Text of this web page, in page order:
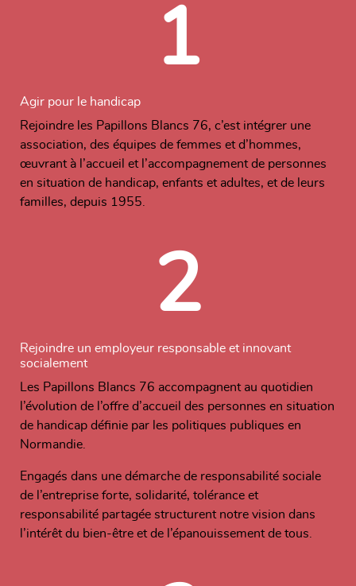
1
Agir pour le handicap
Rejoindre les Papillons Blancs 76, c’est intégrer une
association, des équipes de femmes et d’hommes,
œuvrant à l’accueil et l’accompagnement de personnes
en situation de handicap, enfants et adultes, et de leurs
familles, depuis 1955.
2
Rejoindre un employeur responsable et innovant
socialement
Les Papillons Blancs 76 accompagnent au quotidien
l’évolution de l’offre d’accueil des personnes en situation
de handicap définie par les politiques publiques en
Normandie.
Engagés dans une démarche de responsabilité sociale
de l’entreprise forte, solidarité, tolérance et
responsabilité partagée structurent notre vision dans
l’intérêt du bien-être et de l’épanouissement de tous.